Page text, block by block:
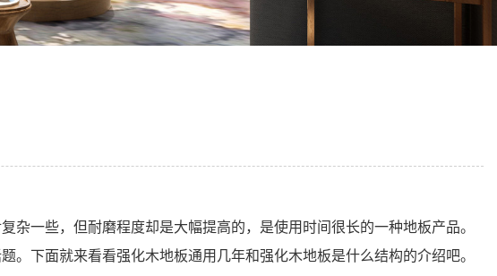
杂一些，但耐磨程度却是大幅提高的，是使用时间很长的一种地板产品。
。下面就来看看强化木地板通用几年和强化木地板是什么结构的介绍吧。